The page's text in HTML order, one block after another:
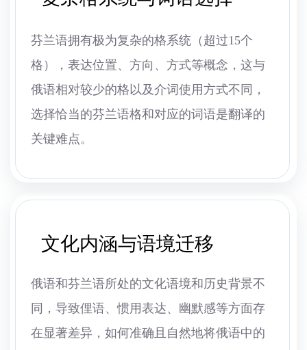
芬兰语拥有极为复杂的格系统（超过15个
格），表达位置、方向、方式等概念，这与
俄语相对较少的格以及介词使用方式不同，
选择恰当的芬兰语格和对应的词语是翻译的
关键难点。
文化内涵与语境迁移
俄语和芬兰语所处的文化语境和历史背景不
同，导致俚语、惯用表达、幽默感等方面存
在显著差异，如何准确且自然地将俄语中的